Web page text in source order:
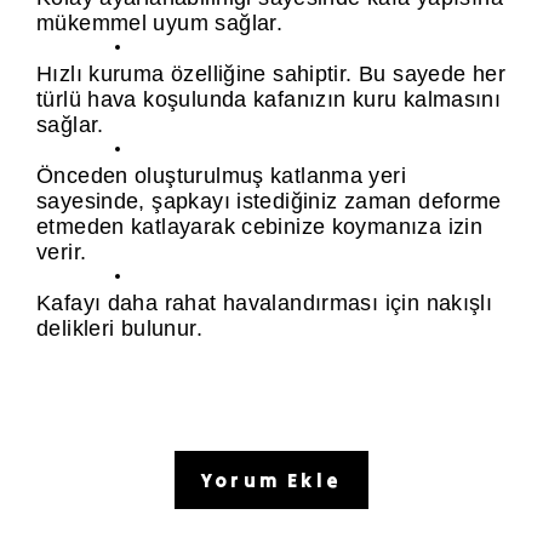
mükemmel uyum sağlar.
Hızlı kuruma özelliğine sahiptir. Bu sayede her
türlü hava koşulunda kafanızın kuru kalmasını
sağlar.
Önceden oluşturulmuş katlanma yeri
sayesinde, şapkayı istediğiniz zaman deforme
etmeden katlayarak cebinize koymanıza izin
verir.
Kafayı daha rahat havalandırması için nakışlı
delikleri bulunur.
Yorum Ekle